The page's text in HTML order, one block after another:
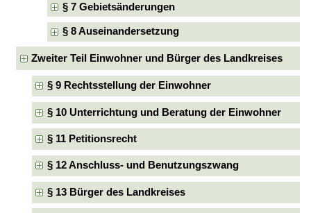
§ 7 Gebietsänderungen
§ 8 Auseinandersetzung
Zweiter Teil Einwohner und Bürger des Landkreises
§ 9 Rechtsstellung der Einwohner
§ 10 Unterrichtung und Beratung der Einwohner
§ 11 Petitionsrecht
§ 12 Anschluss- und Benutzungszwang
§ 13 Bürger des Landkreises